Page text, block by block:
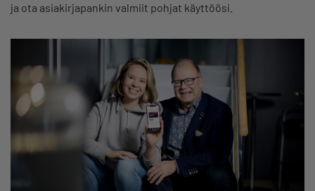
ja ota asiakirjapankin valmiit pohjat käyttöösi.